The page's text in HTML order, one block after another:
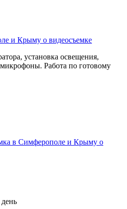
и Крыму о видеосъемке
установка освещения,
Работа по готовому
в Симферополе и Крыму о